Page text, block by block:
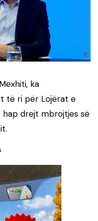
ka
të ri për Lojërat e
hap drejt mbrojtjes së